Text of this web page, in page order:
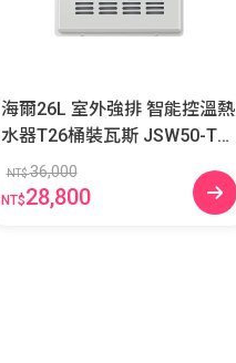
海爾26L 室外強排 智能控溫熱
水器T26桶裝瓦斯 JSW50-T26
(LPG)
NT$36,000
NT$28,800